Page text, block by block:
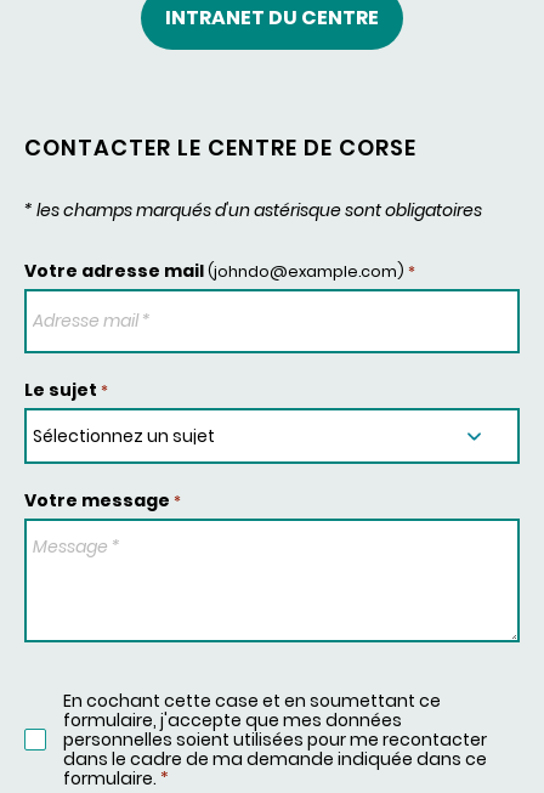
INTRANET DU CENTRE
CONTACTER LE CENTRE DE CORSE
* les champs marqués d'un astérisque sont obligatoires
Votre adresse mail(johndo@example.com) *
Le sujet *
Votre message *
En cochant cette case et en soumettant ce
formulaire, j'accepte que mes données
personnelles soient utilisées pour me recontacter
dans le cadre de ma demande indiquée dans ce
formulaire. *